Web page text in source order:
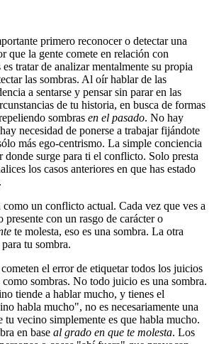
primero reconocer o detectar una
que la gente comete en relación con
tratar de analizar mentalmente su propia
las sombras. Al oír hablar de las
a sentarse y pensar sin parar en las
de tu historia, en busca de formas
sombras en el pasado. No hay
necesidad de ponerse a trabajar fijándote
más ego-centrismo. La simple conciencia
donde surge para ti el conflicto. Solo presta
los casos anteriores en que has estado
como un conflicto actual. Cada vez que ves a
presente con un rasgo de carácter o
te molesta, eso es una sombra. La otra
para tu sombra.
el error de etiquetar todos los juicios
como sombras. No todo juicio es una sombra.
tiende a hablar mucho, y tienes el
habla mucho", no es necesariamente una
tu vecino simplemente es que habla mucho.
en base al grado en que te molesta. Los